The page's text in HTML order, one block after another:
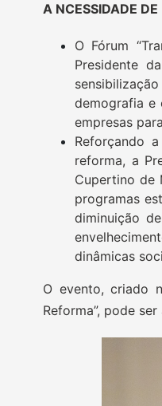
A NCESSIDADE
O Fórum
Presidente da
demografia e
empresas
Reforçando
reforma, a
Cupertino de
programas
diminuição
dinâmicas
O evento, criado
Reforma”, pode